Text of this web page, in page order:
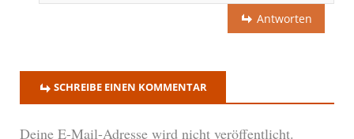
Antworten
SCHREIBE EINEN KOMMENTAR
Deine E-Mail-Adresse wird nicht veröffentlicht.